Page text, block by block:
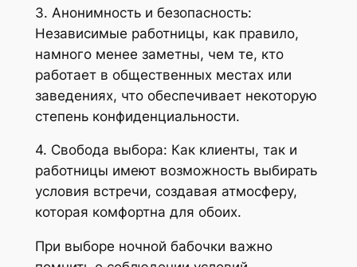
3. Анонимность и безопасность:
Независимые работницы, как правило,
намного менее заметны, чем те, кто
работает в общественных местах или
заведениях, что обеспечивает некоторую
степень конфиденциальности.
4. Свобода выбора: Как клиенты, так и
работницы имеют возможность выбирать
условия встречи, создавая атмосферу,
которая комфортна для обоих.
При выборе ночной бабочки важно